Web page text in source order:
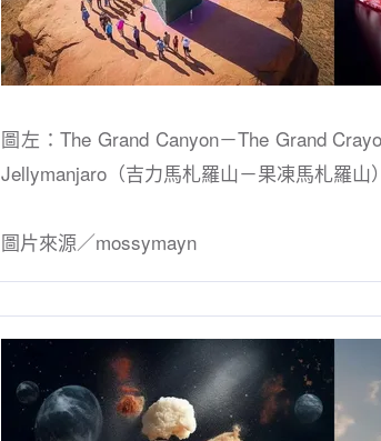
圖左：The Grand Canyon－The Grand
Jellymanjaro（吉力馬札羅山－果凍馬札羅山
圖片來源／mossymayn